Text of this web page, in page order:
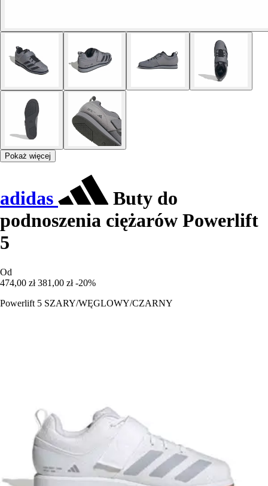
Pokaż więcej
adidas
Buty do
podnoszenia ciężarów Powerlift
5
Od
474,00 zł 381,00 zł -20%
Powerlift 5 SZARY/WĘGLOWY/CZARNY